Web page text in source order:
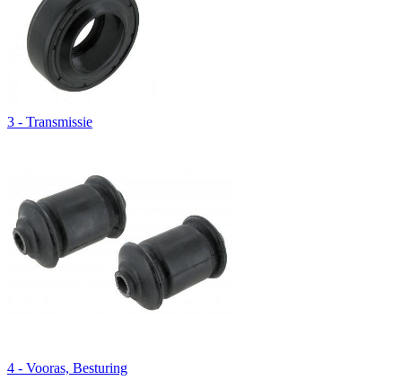
3 - Transmissie
4 - Vooras, Besturing